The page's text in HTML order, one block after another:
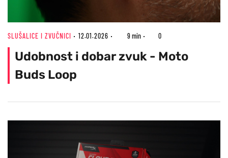
SLUŠALICE I ZVUČNICI 12.01.2026 9 min 0
Udobnost i dobar zvuk - Moto
Buds Loop